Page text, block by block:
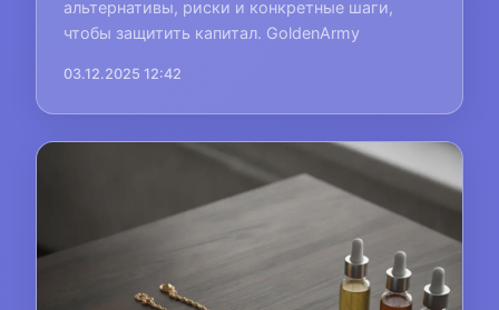
альтернативы, риски и конкретные шаги,
чтобы защитить капитал. GoldenArmy
03.12.2025 12:42